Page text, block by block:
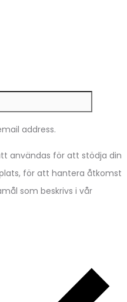
address.
användas för att stödja din
för att hantera åtkomst
som beskrivs i vår